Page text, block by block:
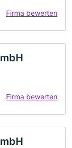
Firma bewerten
Firma bewerten